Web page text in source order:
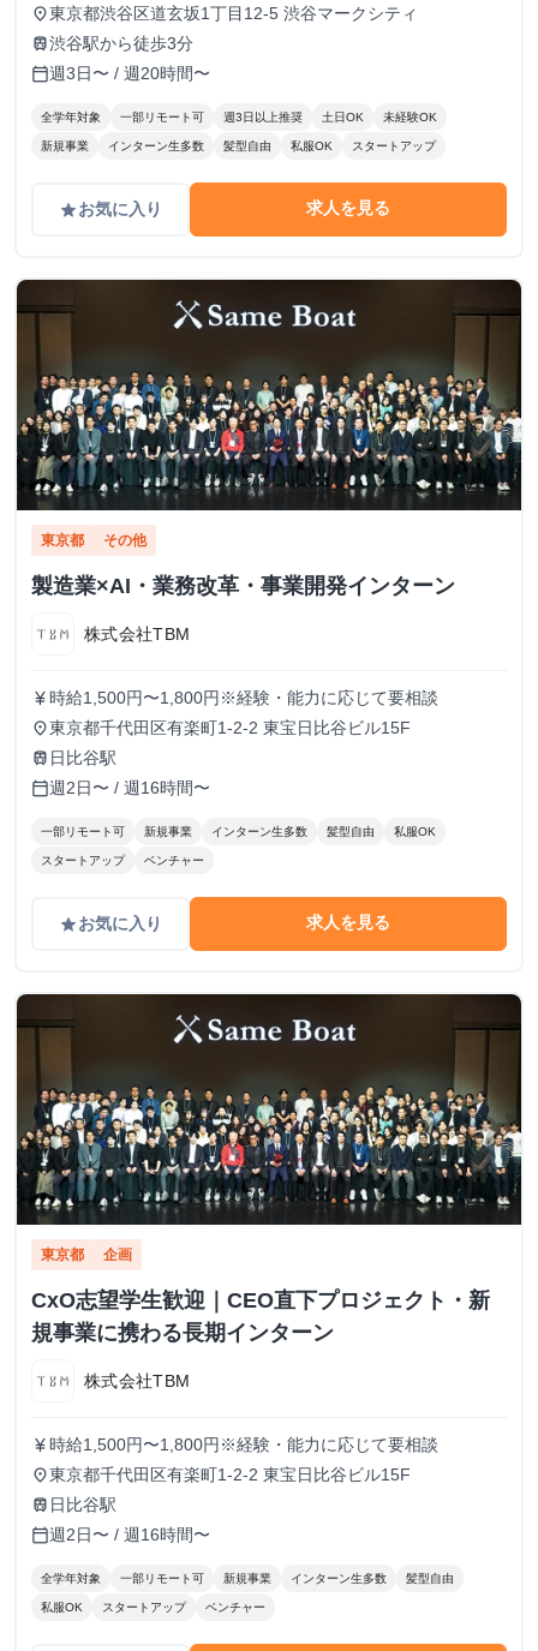
place東京都渋谷区道玄坂1丁目12-5 渋谷マークシティ
train渋谷駅から徒歩3分
calendar_today週3日〜 / 週20時間〜
全学年対象 一部リモート可 週3日以上推奨 土日OK 未経験OK
新規事業 インターン生多数 髪型自由 私服OK スタートアップ
gradeお気に入り 求人を見る
東京都 その他
製造業×AI・業務改革・事業開発インターン
株式会社TBM
currency_yen 時給1,500円〜1,800円※経験・能力に応じて要相談
place東京都千代田区有楽町1-2-2 東宝日比谷ビル15F
train 日比谷駅
calendar_today週2日〜 / 週16時間〜
一部リモート可 新規事業 インターン生多数 髪型自由 私服OK
スタートアップ ベンチャー
gradeお気に入り 求人を見る
東京都 企画
CxO志望学生歓迎｜CEO直下プロジェクト・新
規事業に携わる長期インターン
株式会社TBM
currency_yen 時給1,500円〜1,800円※経験・能力に応じて要相談
place東京都千代田区有楽町1-2-2 東宝日比谷ビル15F
train 日比谷駅
calendar_today週2日〜 / 週16時間〜
全学年対象 一部リモート可 新規事業 インターン生多数 髪型自由
私服OK スタートアップ ベンチャー